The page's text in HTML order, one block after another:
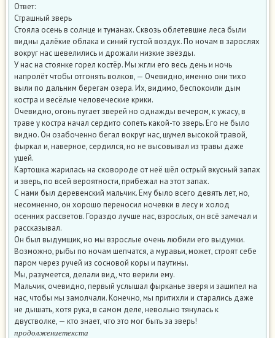
Ответ:
Страшный зверь
Стояла осень в солнце и туманах. Сквозь облетевшие леса были
видны далёкие облака и синий густой воздух. По ночам в зарослях
вокруг нас шевелились и дрожали низкие звёзды.
У нас на стоянке горел костёр. Мы жгли его весь день и ночь
напролёт чтобы отгонять волков, — Очевидно, именно они тихо
выли по дальним берегам озера. Их, видимо, беспокоили дым
костра и весёлые человеческие крики.
Очевидно, огонь пугает зверей но однажды вечером, к ужасу, в
траве у костра начал сердито сопеть какой-то зверь. Его не было
видно. Он озабоченно бегал вокруг нас, шумел высокой травой,
фыркал и, наверное, сердился, но не высовывал из травы даже
ушей.
Картошка жарилась на сковороде от неё шёл острый вкусный запах
и зверь, по всей вероятности, прибежал на этот запах.
С нами был деревенский мальчик. Ему было всего девять лет, но,
несомненно, он хорошо переносил ночевки в лесу и холод
осенних рассветов. Гораздо лучше нас, взрослых, он всё замечал и
рассказывал.
Он был выдумщик, но мы взрослые очень любили его выдумки.
Возможно, рыбы по ночам шепчатся, а муравьи, может, строят себе
паром через ручей из сосновой коры и паутины.
Мы, разумеется, делали вид, что верили ему.
Мальчик, очевидно, первый услышал фырканье зверя и зашипел на
нас, чтобы мы замолчали. Конечно, мы притихли и старались даже
не дышать, хотя рука, в самом деле, невольно тянулась к
двустволке, — кто знает, что это мог быть за зверь!
продолжен ете кста